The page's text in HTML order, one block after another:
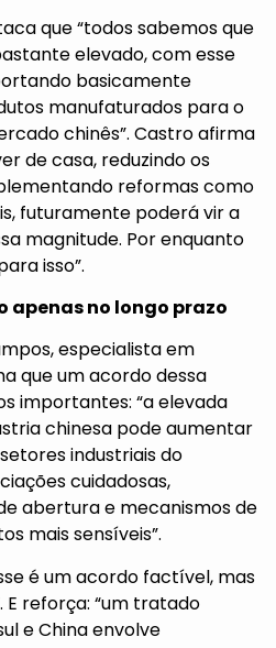
que “todos sabemos que
elevado, com esse
basicamente
manufaturados para o
chinês”. Castro afirma
de casa, reduzindo os
reformas como
futuramente poderá vir a
magnitude. Por enquanto
isso”.
apenas no longo prazo
especialista em
que um acordo dessa
importantes: “a elevada
chinesa pode aumentar
industriais do
cuidadosas,
abertura e mecanismos de
mais sensíveis”.
é um acordo factível, mas
E reforça: “um tratado
e China envolve